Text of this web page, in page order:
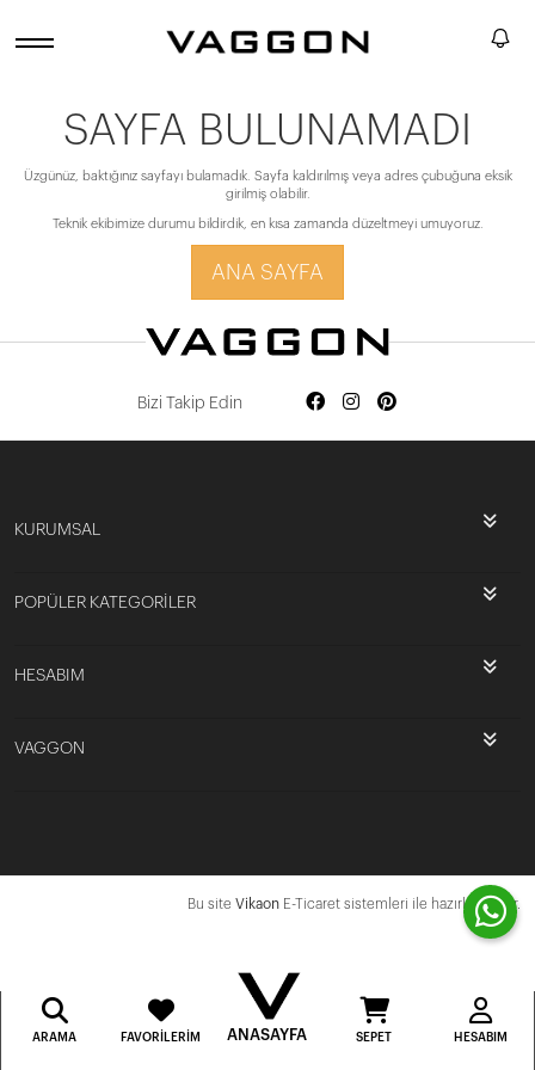
SAYFA BULUNAMADI
Üzgünüz, baktığınız sayfayı bulamadık. Sayfa kaldırılmış veya adres çubuğuna eksik
girilmiş olabilir.
Teknik ekibimize durumu bildirdik, en kısa zamanda düzeltmeyi umuyoruz.
ANA SAYFA
Bizi Takip Edin
KURUMSAL
POPÜLER KATEGORİLER
HESABIM
VAGGON
Bu site Vikaon E-Ticaret sistemleri ile hazırlanmıştır.
ARAMA FAVORILERIM ANASAYFA SEPET HESABIM